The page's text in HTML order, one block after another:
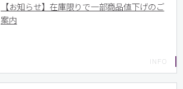
【お知らせ】在庫限りで一部商品値下げのご
案内